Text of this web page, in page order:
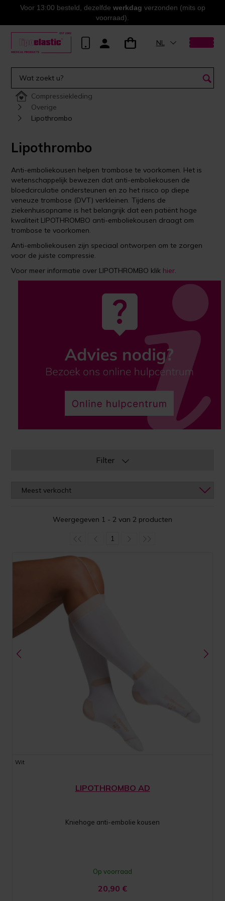
Voor 13:00 besteld, dezelfde werkdag verzonden (mits op
voorraad).
NL
Compressiekleding
Overige
Lipothrombo
Lipothrombo
Anti-emboliekousen helpen trombose te voorkomen. Het is
wetenschappelijk bewezen dat anti-emboliekousen de
bloedcirculatie ondersteunen en zo het risico op diepe
veneuze trombose (DVT) verkleinen. Tijdens de
ziekenhuisopname is het belangrijk dat een patiënt hoge
kwaliteit LIPOTHROMBO anti-emboliekousen draagt om
trombose te voorkomen.
Anti-emboliekousen zijn speciaal ontworpen om te zorgen
voor de juiste compressie.
Voor meer informatie over LIPOTHROMBO klik hier.
Filter
Weergegeven 1 - 2 van 2 producten
1
Wit
LIPOTHROMBO AD
Kniehoge anti-embolie kousen
Op voorraad
20,90 €